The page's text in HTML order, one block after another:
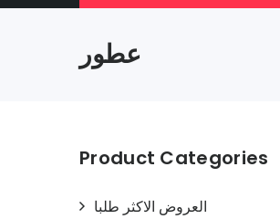
عطور
Product Categories
العروض الاكثر طلبا